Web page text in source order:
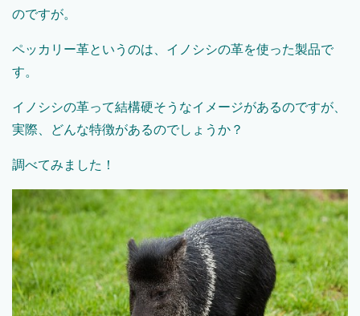
のですが。
ペッカリー革というのは、イノシシの革を使った製品で
す。
イノシシの革って結構硬そうなイメージがあるのですが、
実際、どんな特徴があるのでしょうか？
調べてみました！